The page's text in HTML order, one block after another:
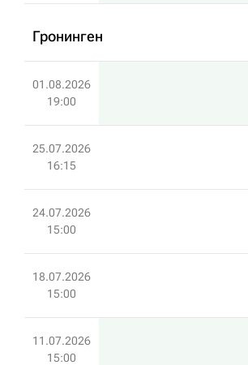
Гронинген
01.08.2026
19:00
25.07.2026
16:15
24.07.2026
15:00
18.07.2026
15:00
11.07.2026
15:00